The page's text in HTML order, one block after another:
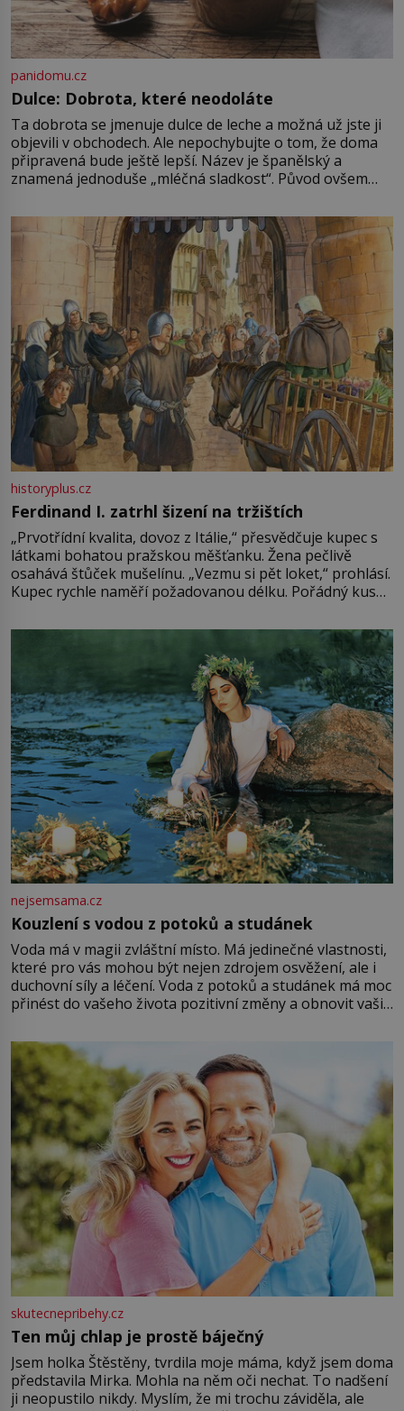
panidomu.cz
Dulce: Dobrota, které neodoláte
Ta dobrota se jmenuje dulce de leche a možná už jste ji
objevili v obchodech. Ale nepochybujte o tom, že doma
připravená bude ještě lepší. Název je španělský a
znamená jednoduše „mléčná sladkost“. Původ ovšem
pře hned několik latinskoamerických zemí a k tomu
Francie, kde se traduje,
historyplus.cz
Ferdinand I. zatrhl šizení na tržištích
„Prvotřídní kvalita, dovoz z Itálie,“ přesvědčuje kupec s
látkami bohatou pražskou měšťanku. Žena pečlivě
osahává štůček mušelínu. „Vezmu si pět loket,“ prohlásí.
Kupec rychle naměří požadovanou délku. Pořádný kus
milostpaní. Stačí jenom na sukni,“ zhodnotí švadlena
množství růžového mušelínu. „Ošidili vás, podívejte.“
Vezme do ruky dřevěnou
nejsemsama.cz
Kouzlení s vodou z potoků a studánek
Voda má v magii zvláštní místo. Má jedinečné vlastnosti,
které pro vás mohou být nejen zdrojem osvěžení, ale i
duchovní síly a léčení. Voda z potoků a studánek má moc
přinést do vašeho života pozitivní změny a obnovit vaši
můžete obohatit své rituály a přinést do svého života
větší harmonii a klid. Je důležité
skutecnepribehy.cz
Ten můj chlap je prostě báječný
Jsem holka Štěstěny, tvrdila moje máma, když jsem doma
představila Mirka. Mohla na něm oči nechat. To nadšení
ji neopustilo nikdy. Myslím, že mi trochu záviděla, ale